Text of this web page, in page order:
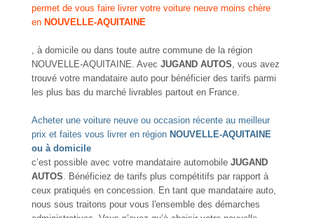
permet de vous faire livrer votre voiture neuve moins chère
en NOUVELLE-AQUITAINE
, à domicile ou dans toute autre commune de la région
NOUVELLE-AQUITAINE. Avec JUGAND AUTOS , vous avez
trouvé votre mandataire auto pour bénéficier des tarifs parmi
les plus bas du marché livrables partout en France.
Acheter une voiture neuve ou occasion récente au meilleur
prix et faites vous livrer en région NOUVELLE-AQUITAINE
ou à domicile
c’est possible avec votre mandataire automobile JUGAND
AUTOS . Bénéficiez de tarifs plus compétitifs par rapport à
ceux pratiqués en concession. En tant que mandataire auto,
nous sous traitons pour vous l'ensemble des démarches